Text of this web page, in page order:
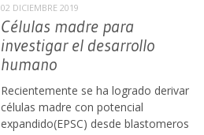
02 DICIEMBRE 2019
Células madre para
investigar el desarrollo
humano
Recientemente se ha logrado derivar
células madre con potencial
expandido(EPSC) desde blastomeros